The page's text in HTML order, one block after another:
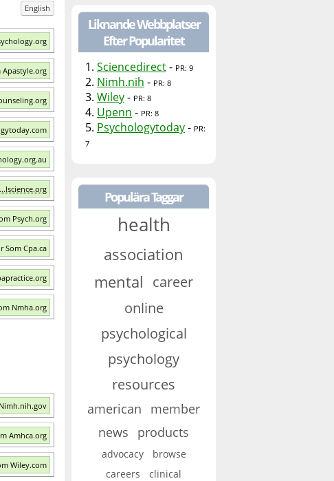
English
Apastyle.org
Psych.org
Som Cpa.ca
Nmha.org
Amhca.org
Wiley.com
Liknande Webbplatser
Efter Popularitet
1. Sciencedirect- PR: 9
2. Nimh.nih - PR: 8
3. Wiley- PR: 8
4. Upenn - PR: 8
5. Psychologytoday- PR:
7
Populära Taggar
health
association
mental career
online
psychological
psychology
resources
american
member
news
products
advocacy
browse
careers
clinical